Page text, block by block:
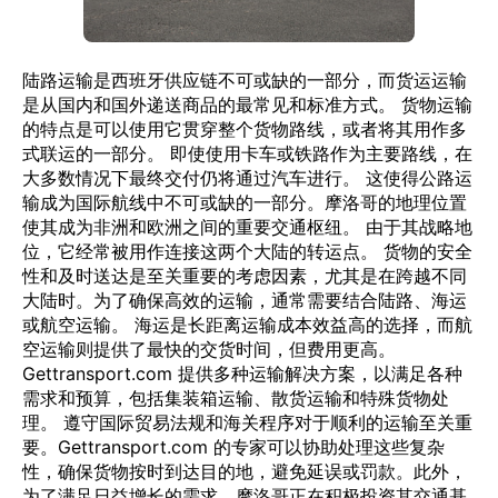
陆路运输是西班牙供应链不可或缺的一部分，而货运运输
是从国内和国外递送商品的最常见和标准方式。 货物运输
的特点是可以使用它贯穿整个货物路线，或者将其用作多
式联运的一部分。 即使使用卡车或铁路作为主要路线，在
大多数情况下最终交付仍将通过汽车进行。 这使得公路运
输成为国际航线中不可或缺的一部分。摩洛哥的地理位置
使其成为非洲和欧洲之间的重要交通枢纽。 由于其战略地
位，它经常被用作连接这两个大陆的转运点。 货物的安全
性和及时送达是至关重要的考虑因素，尤其是在跨越不同
大陆时。为了确保高效的运输，通常需要结合陆路、海运
或航空运输。 海运是长距离运输成本效益高的选择，而航
空运输则提供了最快的交货时间，但费用更高。
Gettransport.com 提供多种运输解决方案，以满足各种
需求和预算，包括集装箱运输、散货运输和特殊货物处
理。 遵守国际贸易法规和海关程序对于顺利的运输至关重
要。Gettransport.com 的专家可以协助处理这些复杂
性，确保货物按时到达目的地，避免延误或罚款。此外，